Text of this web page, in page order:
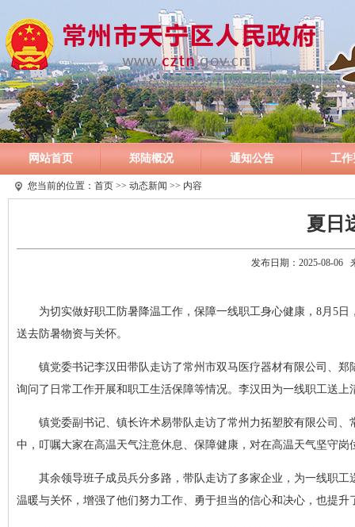
网站首页 郑陆概况 通知公告 工作
您当前的位置： 首页 >> 动态新闻 >> 内容
夏日
发布日期：2025-08-06
为切实做好职工防暑降温工作，保障一线职工身心健康，8月5
送去防暑物资与关怀。
镇党委书记李汉田带队走访了常州市双马医疗器材有限公司、
询问了日常工作开展和职工生活保障等情况。李汉田为一线职工送
镇党委副书记、镇长许术易带队走访了常州力拓塑胶有限公司
中，叮嘱大家在高温天气注意休息、保障健康，对在高温天气坚守岗
其余领导班子成员兵分多路，带队走访了多家企业，为一线职
温暖与关怀，增强了他们努力工作、勇于担当的信心和决心，也提升